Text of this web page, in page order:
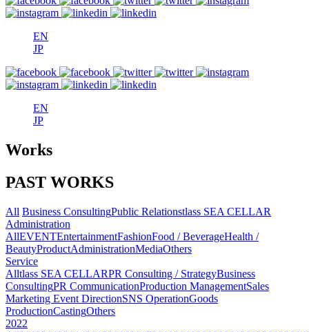
EN
JP
EN
JP
Works
PAST WORKS
All Business ConsultingPublic Relationstlass SEA CELLAR
Administration
AllEVENTEntertainmentFashionFood / BeverageHealth /
BeautyProductAdministrationMediaOthers
Service
Alltlass SEA CELLARPR Consulting / StrategyBusiness
ConsultingPR CommunicationProduction ManagementSales
Marketing Event DirectionSNS OperationGoods
ProductionCastingOthers
2022